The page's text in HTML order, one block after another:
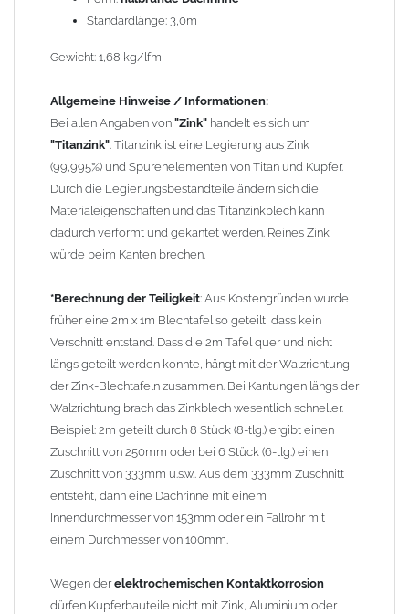
Kupferbauteile nicht mit Zink, Aluminium oder verzinkten
durch Kupferionen stark angegriffen, insbesondere wenn
Regenwasser von Kupfer auf sie fließt. Lösung: Materialien
trennen (z. B. durch Trennstreifen oder Beschichtungen) und den
Wasserfluss so lenken, dass er nur von Zink, Aluminium und
verzinkten Bauteilen in Richtung Kupfer verläuft.
Kombinationen ->
können miteinander verbaut werden, da sie in der
erhebliche Kontaktkorrosion auftritt.
Standardlänge: 3,0m
Gewicht: 1,68 kg/lfm
Allgemeine Hinweise / Informationen:
Bei allen Angaben von "Zink" handelt es sich um
"Titanzink". Titanzink ist eine Legierung aus Zink
(99,995%) und Spurenelementen von Titan und Kupfer.
Durch die Legierungsbestandteile ändern sich die
Materialeigenschaften und das Titanzinkblech kann
dadurch verformt und gekantet werden. Reines Zink
würde beim Kanten brechen.
*Berechnung der Teiligkeit: Aus Kostengründen wurde
früher eine 2m x 1m Blechtafel so geteilt, dass kein
Verschnitt entstand. Dass die 2m Tafel quer und nicht
längs geteilt werden konnte, hängt mit der Walzrichtung
der Zink-Blechtafeln zusammen. Bei Kantungen längs der
Walzrichtung brach das Zinkblech wesentlich schneller.
Beispiel: 2m geteilt durch 8 Stück (8-tlg.) ergibt einen
Zuschnitt von 250mm oder bei 6 Stück (6-tlg.) einen
Zuschnitt von 333mm u.s.w.. Aus dem 333mm Zuschnitt
entsteht, dann eine Dachrinne mit einem
Innendurchmesser von 153mm oder ein Fallrohr mit
einem Durchmesser von 100mm.
Wegen derelektrochemischen Kontaktkorrosion
dürfen Kupferbauteile nicht mit Zink, Aluminium oder